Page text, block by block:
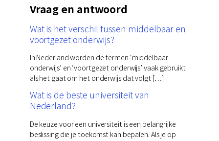
Vraag en antwoord
Wat is het verschil tussen middelbaar en
voortgezet onderwijs?
In Nederland worden de termen ‘middelbaar
onderwijs’ en ‘voortgezet onderwijs’ vaak gebruikt
als het gaat om het onderwijs dat volgt […]
Wat is de beste universiteit van
Nederland?
De keuze voor een universiteit is een belangrijke
beslissing die je toekomst kan bepalen. Als je op